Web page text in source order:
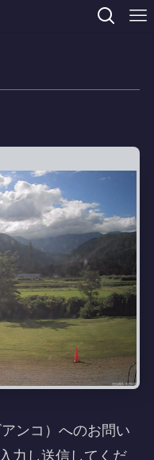
ンコ）へのお問い
力し送信してくだ